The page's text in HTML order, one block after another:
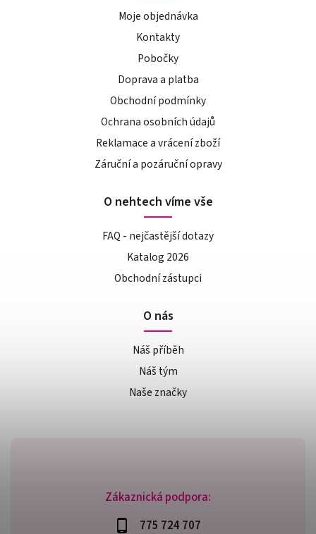
Zákaznická podpora:
775 724 707
Moje objednávka
Kontakty
Pobočky
Doprava a platba
Obchodní podmínky
Ochrana osobních údajů
Reklamace a vrácení zboží
Záruční a pozáruční opravy
O nehtech víme vše
FAQ - nejčastější dotazy
Katalog 2026
Obchodní zástupci
O nás
Náš příběh
Náš tým
Naše značky